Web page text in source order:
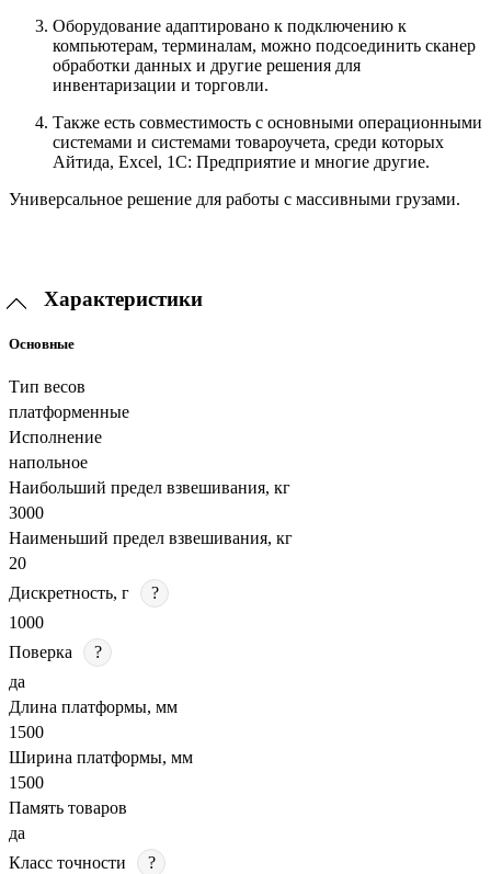
Оборудование адаптировано к подключению к
компьютерам, терминалам, можно подсоединить сканер
обработки данных и другие решения для
инвентаризации и торговли.
Также есть совместимость с основными операционными
системами и системами товароучета, среди которых
Айтида, Excel, 1С: Предприятие и многие другие.
Универсальное решение для работы с массивными грузами.
Характеристики
Основные
Тип весов
платформенные
Исполнение
напольное
Наибольший предел взвешивания, кг
3000
Наименьший предел взвешивания, кг
20
Дискретность, г
?
1000
Поверка
?
да
Длина платформы, мм
1500
Ширина платформы, мм
1500
Память товаров
да
Класс точности
?